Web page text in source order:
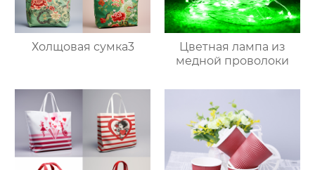
Холщовая сумка3
Цветная лампа из
медной проволоки